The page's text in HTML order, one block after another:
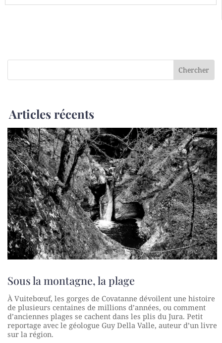
Articles récents
Sous la montagne, la plage
À Vuitebœuf, les gorges de Covatanne dévoilent une histoire
de plusieurs centaines de millions d’années, ou comment
d’anciennes plages se cachent dans les plis du Jura. Petit
reportage avec le géologue Guy Della Valle, auteur d’un livre
sur la région.